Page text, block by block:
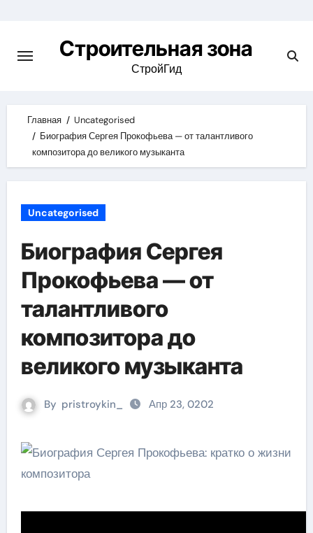
content
Строительная зона
СтройГид
Главная
Uncategorised
Биография Сергея Прокофьева — от талантливого
композитора до великого музыканта
Uncategorised
Биография Сергея
Прокофьева — от
талантливого
композитора до
великого музыканта
By pristroykin_ Апр 23, 0202